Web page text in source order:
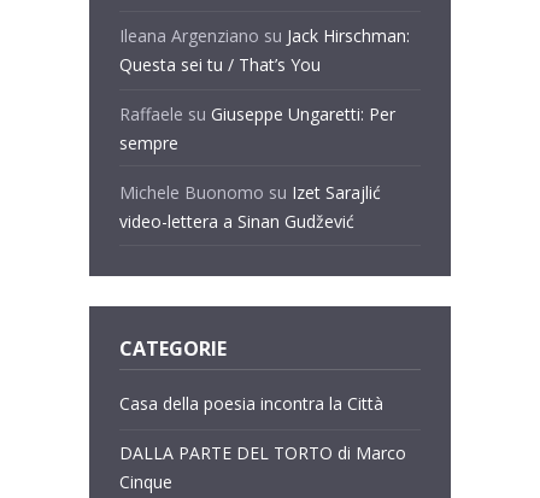
Ileana Argenziano su Jack Hirschman:
Questa sei tu / That’s You
Raffaele su Giuseppe Ungaretti: Per
sempre
Michele Buonomo su Izet Sarajlić
video-lettera a Sinan Gudžević
CATEGORIE
Casa della poesia incontra la Città
DALLA PARTE DEL TORTO di Marco
Cinque